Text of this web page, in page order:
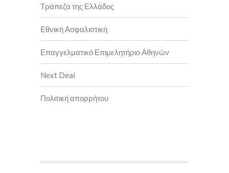
Τράπεζα της Ελλάδος
Εθνική Ασφαλιστική
Επαγγελματικό Επιμελητήριο Αθηνών
Next Deal
Πολιτική απορρήτου